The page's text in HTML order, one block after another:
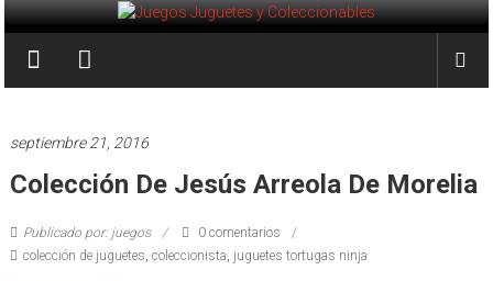
Saltar
al
contenido
Juegos
Juguetes
y
Coleccionables
y
entretenimiento
septiembre 21, 2016
Colección De Jesús Arreola De Morelia
Publicado por: juegos
0 comentarios
colección de juguetes coleccionista juguetes tortugas ninja